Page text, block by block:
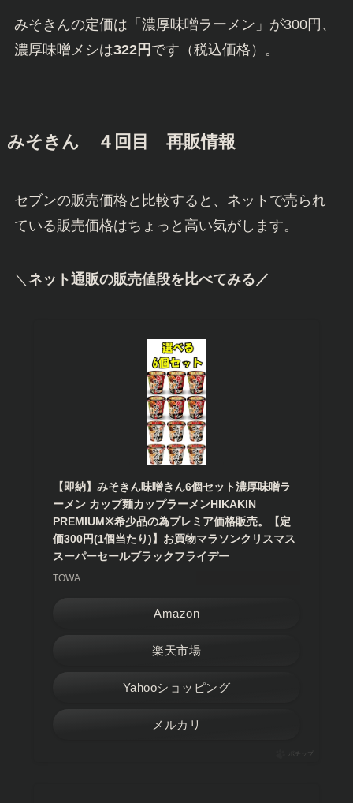
みそきんの定価は「濃厚味噌ラーメン」が300円、
濃厚味噌メシは322円 です（税込価格）。
みそきん ４回目 再販情報
セブンの販売価格と比較すると、ネットで売られ
ている販売価格はちょっと高い気がします。
＼ ネット通販の販売値段を比べてみる／
【即納】みそきん味噌きん6個セット濃厚味噌ラ
ーメン カップ麺カップラーメンHIKAKIN
PREMIUM※希少品の為プレミア価格販売。【定
価300円(1個当たり)】お買物マラソンクリスマス
スーパーセールブラックフライデー
TOWA
Amazon
楽天市場
Yahooショッピング
メルカリ
ポチップ